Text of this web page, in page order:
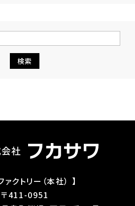
ァクトリー（本社） 】
〒411-0951